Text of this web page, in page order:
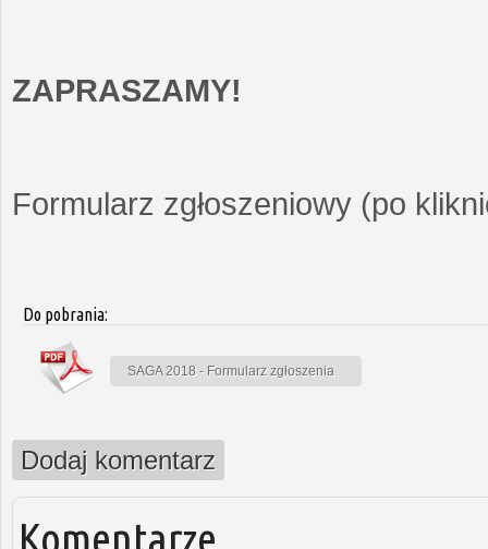
ZAPRASZAMY!
Formularz zgłoszeniowy (po
Do pobrania:
SAGA 2018 - Formularz zgłoszenia
Dodaj komentarz
Komentarze